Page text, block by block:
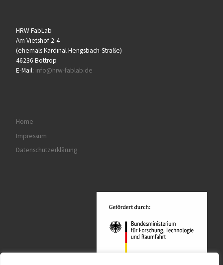
HRW FabLab
Am Vietshof 2-4
(ehemals Kardinal Hengsbach-Straße)
46236 Bottrop
E-Mail: info@hrw-fablab.de
Home
Impressum
Datenschutzerklärung